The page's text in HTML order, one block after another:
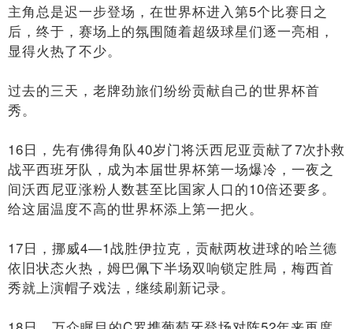
主角总是迟一步登场，在世界杯进入第5个比赛日之
后，终于，赛场上的氛围随着超级球星们逐一亮相，
显得火热了不少。
过去的三天，老牌劲旅们纷纷贡献自己的世界杯首
秀。
16日，先有佛得角队40岁门将沃西尼亚贡献了7次扑救
战平西班牙队，成为本届世界杯第一场爆冷，一夜之
间沃西尼亚涨粉人数甚至比国家人口的10倍还要多。
给这届温度不高的世界杯添上第一把火。
17日，挪威4—1战胜伊拉克，贡献两枚进球的哈兰德
依旧状态火热，姆巴佩下半场双响锁定胜局，梅西首
秀就上演帽子戏法，继续刷新记录。